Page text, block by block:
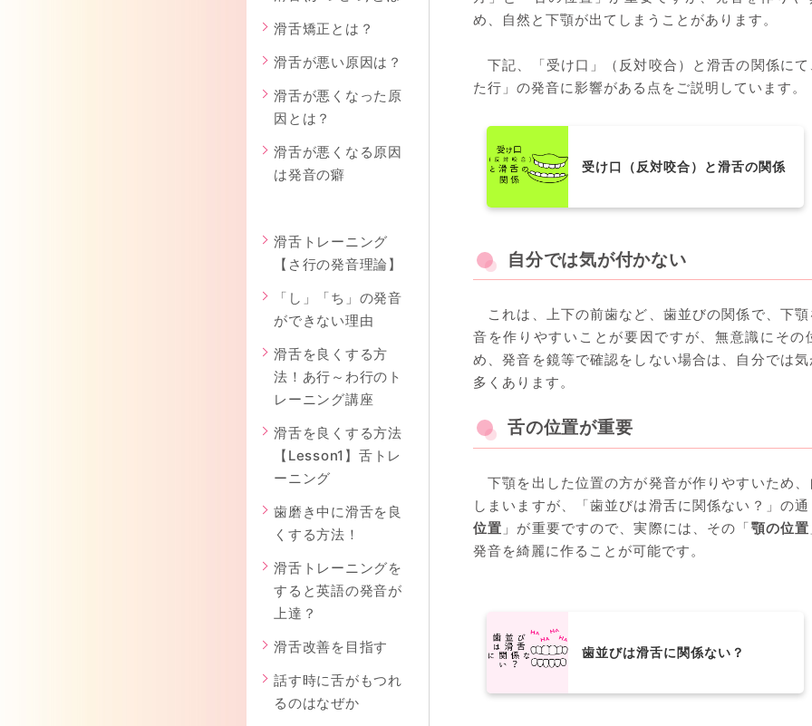
滑舌矯正とは？
滑舌が悪い原因は？
滑舌が悪くなった原
因とは？
滑舌が悪くなる原因
は発音の癖
滑舌トレーニング
【さ行の発音理論】
「し」「ち」の発音
ができない理由
滑舌を良くする方
法！あ行～わ行のト
レーニング講座
滑舌を良くする方法
【Lesson1】舌トレ
ーニング
歯磨き中に滑舌を良
くする方法！
滑舌トレーニングを
すると英語の発音が
上達？
滑舌改善を目指す
話す時に舌がもつれ
るのはなぜか
め、自然と下顎が出てしまうことがあります。
下記、「受け口」（反対咬合）と滑舌の関係に
た行」の発音に影響がある点をご説明しています。
受け口（反対咬合）と滑舌の関係
自分では気が付かない
これは、上下の前歯など、歯並びの関係で、下
音を作りやすいことが要因ですが、無意識にその
め、発音を鏡等で確認をしない場合は、自分では
多くあります。
舌の位置が重要
下顎を出した位置の方が発音が作りやすいため
しまいますが、「歯並びは滑舌に関係ない？」の
位置 」が重要ですので、実際には、その「顎の位置
発音を綺麗に作ることが可能です。
歯並びは滑舌に関係ない？